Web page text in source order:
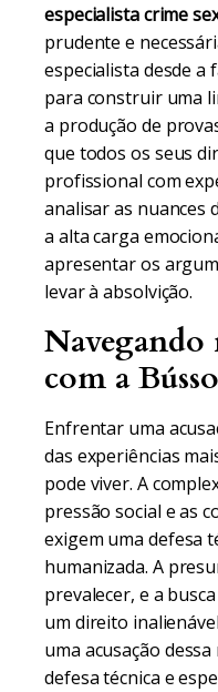
especialista crime
prudente e
especialista desde a
para construir uma
a produção de
que todos os seus
profissional com
analisar as nuances
a alta carga
apresentar os
levar à absolvição.
Navegando
com a
Enfrentar uma
das experiências
pode viver. A
pressão social e as
exigem uma defesa
humanizada. A
prevalecer, e a
um direito
uma acusação
defesa técnica e